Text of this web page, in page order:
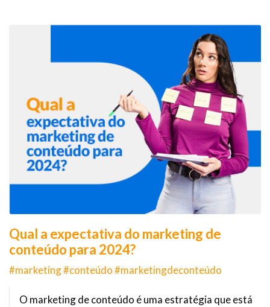
Qual a expectativa do marketing de
conteúdo para 2024?
#marketing #conteúdo #marketingdeconteúdo
O marketing de conteúdo é uma estratégia que está